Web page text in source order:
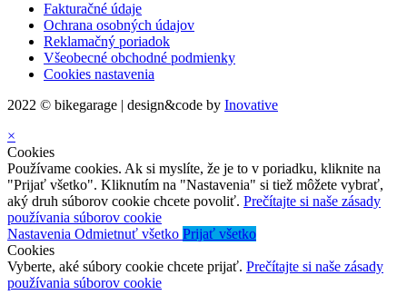
Fakturačné údaje
Ochrana osobných údajov
Reklamačný poriadok
Všeobecné obchodné podmienky
Cookies nastavenia
2022 © bikegarage | design&code by Inovative
×
Cookies
Používame cookies. Ak si myslíte, že je to v poriadku, kliknite na
"Prijať všetko". Kliknutím na "Nastavenia" si tiež môžete vybrať,
aký druh súborov cookie chcete povoliť. Prečítajte si naše zásady
používania súborov cookie
Nastavenia Odmietnuť všetko Prijať všetko
Cookies
Vyberte, aké súbory cookie chcete prijať. Prečítajte si naše zásady
používania súborov cookie